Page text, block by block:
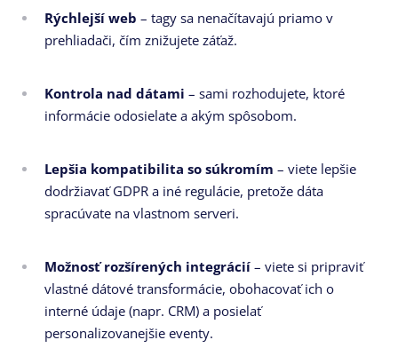
Rýchlejší web – tagy sa nenačítavajú priamo v
prehliadači, čím znižujete záťaž.
Kontrola nad dátami – sami rozhodujete, ktoré
informácie odosielate a akým spôsobom.
Lepšia kompatibilita so súkromím – viete lepšie
dodržiavať GDPR a iné regulácie, pretože dáta
spracúvate na vlastnom serveri.
Možnosť rozšírených integrácií – viete si pripraviť
vlastné dátové transformácie, obohacovať ich o
interné údaje (napr. CRM) a posielať
personalizovanejšie eventy.